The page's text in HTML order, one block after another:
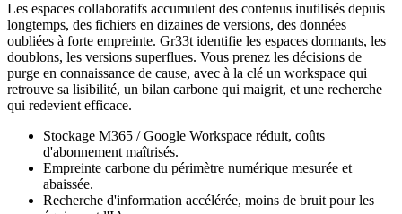
Les espaces collaboratifs accumulent des contenus inutilisés depuis
longtemps, des fichiers en dizaines de versions, des données
oubliées à forte empreinte. Gr33t identifie les espaces dormants, les
doublons, les versions superflues. Vous prenez les décisions de
purge en connaissance de cause, avec à la clé un workspace qui
retrouve sa lisibilité, un bilan carbone qui maigrit, et une recherche
qui redevient efficace.
Stockage M365 / Google Workspace réduit, coûts
d'abonnement maîtrisés.
Empreinte carbone du périmètre numérique mesurée et
abaissée.
Recherche d'information accélérée, moins de bruit pour les